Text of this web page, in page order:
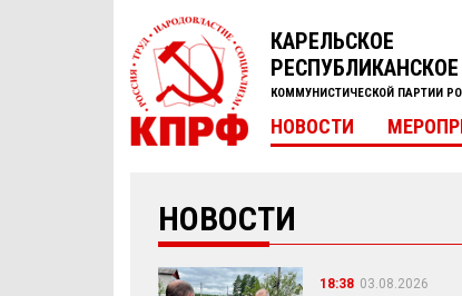
КАРЕЛЬСКОЕ
КОММУНИСТИЧЕСКОЙ ПАРТИИ
НОВОСТИ
НОВОСТИ
18:38 03.08.2026